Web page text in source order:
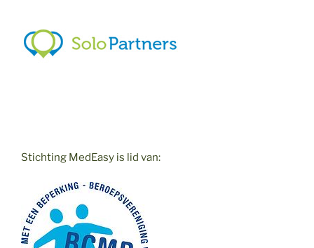
Stichting MedEasy is lid van: